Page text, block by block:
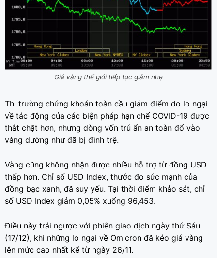
Giá vàng thế giới tiếp tục giảm nhẹ
Thị trường chứng khoán toàn cầu giảm điểm do lo ngại
về tác động của các biện pháp hạn chế COVID-19 được
thắt chặt hơn, nhưng dòng vốn trú ẩn an toàn đổ vào
vàng dường như đã bị đình trệ.
Vàng cũng không nhận được nhiều hỗ trợ từ đồng USD
thấp hơn. Chỉ số USD Index, thước đo sức mạnh của
đồng bạc xanh, đã suy yếu. Tại thời điểm khảo sát, chỉ
số USD Index giảm 0,05% xuống 96,453.
Điều này trái ngược với phiên giao dịch ngày thứ Sáu
(17/12), khi những lo ngại về Omicron đã kéo giá vàng
lên mức cao nhất kể từ ngày 26/11.